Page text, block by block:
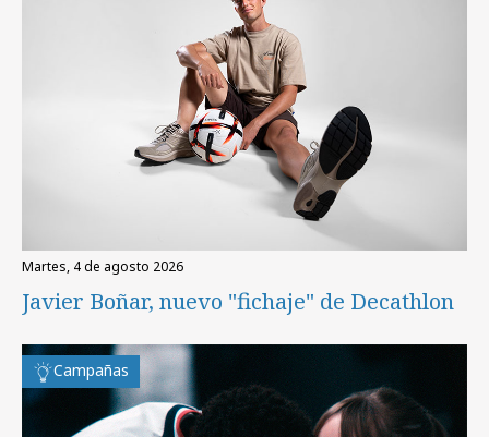
martes, 4 de agosto 2026
Javier Boñar, nuevo "fichaje" de Decathlon
Campañas